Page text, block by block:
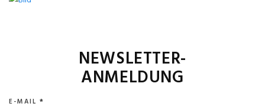
NEWSLETTER-
ANMELDUNG
E-MAIL *